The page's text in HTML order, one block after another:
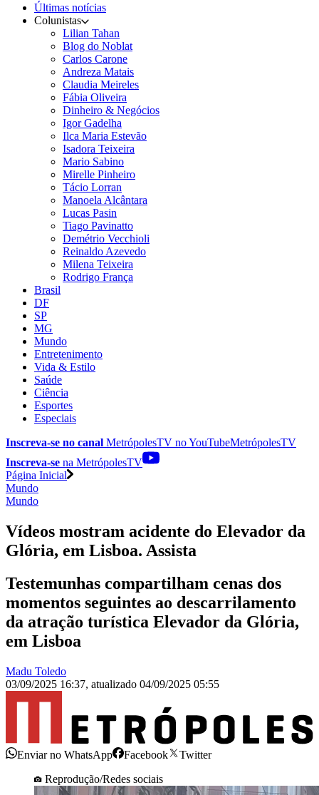
Últimas notícias
Colunistas
Lilian Tahan
Blog do Noblat
Carlos Carone
Andreza Matais
Claudia Meireles
Fábia Oliveira
Dinheiro & Negócios
Igor Gadelha
Ilca Maria Estevão
Isadora Teixeira
Mario Sabino
Mirelle Pinheiro
Tácio Lorran
Manoela Alcântara
Lucas Pasin
Tiago Pavinatto
Demétrio Vecchioli
Reinaldo Azevedo
Milena Teixeira
Rodrigo França
Brasil
DF
SP
MG
Mundo
Entretenimento
Vida & Estilo
Saúde
Ciência
Esportes
Especiais
Inscreva-se no canal MetrópolesTV noYouTubeMetrópolesTV
Inscreva-se na MetrópolesTV
Página Inicial
Mundo
Mundo
Vídeos mostram acidente do Elevador da
Glória, em Lisboa. Assista
Testemunhas compartilham cenas dos
momentos seguintes ao descarrilamento
da atração turística Elevador da Glória,
em Lisboa
Madu Toledo
03/09/2025 16:37, atualizado 04/09/2025 05:55
Enviar no WhatsApp Facebook
Twitter
Reprodução/Redes sociais